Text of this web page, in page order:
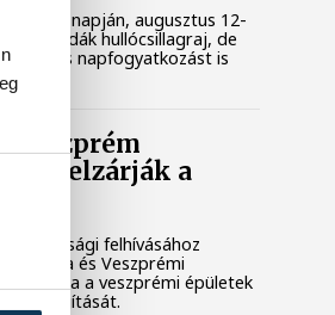
napján, augusztus 12-
Perseidák hullócsillagraj, de
napfogyatkozást is
Veszprém
elzárják a
felhívásához
városa és Veszprémi
a veszprémi épületek